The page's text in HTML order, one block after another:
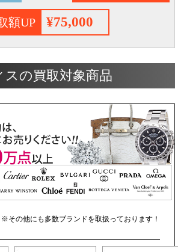
額UP ¥75,000
の買取対象商品
※その他にも多数ブランドを取扱っております！